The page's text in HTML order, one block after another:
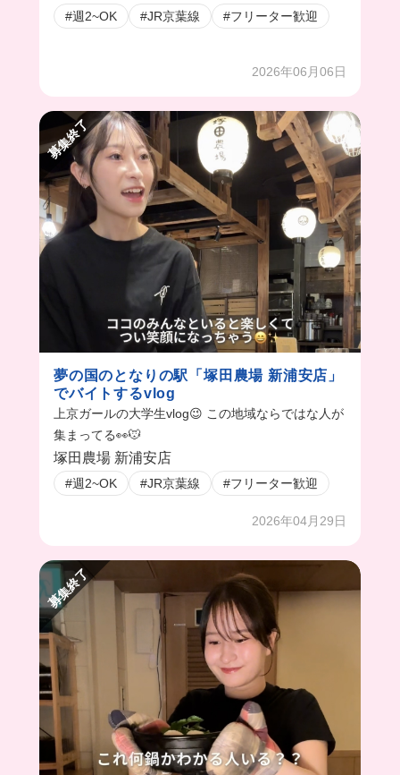
ゃんと昇給するしみんな仲良しだからずっと続けた
いな🥹💗💗
#週2~OK #JR京葉線 #フリーター歓迎
2026年06月06日
募集終了
夢の国のとなりの駅「塚田農場 新浦安店」
でバイトするvlog
上京ガールの大学生vlog😉 この地域ならではな人が
集まってる👀🐭
塚田農場 新浦安店
#週2~OK #JR京葉線 #フリーター歓迎
2026年04月29日
募集終了